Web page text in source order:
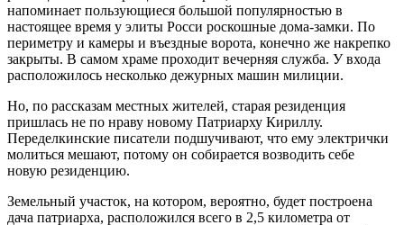
напоминает пользующиеся большой популярностью в
настоящее время у элиты Росси роскошные дома-замки. По
периметру и камеры и въездные ворота, конечно же накрепко
закрыты. В самом храме проходит вечерняя служба. У входа
расположилось несколько дежурных машин милиции.
Но, по рассказам местных жителей, старая резиденция
пришлась не по нраву новому Патриарху Кириллу.
Переделкинские писатели подшучивают, что ему электрички
молиться мешают, потому он собирается возводить себе
новую резиденцию.
Земельный участок, на котором, вероятно, будет построена
дача патриарха, расположился всего в 2,5 километра от